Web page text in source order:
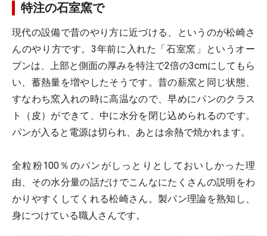
特注の石室窯で
現代の設備で昔のやり方に近づける、というのが松崎さ
んのやり方です。3年前に入れた「石室窯」というオー
ブンは、上部と側面の厚みを特注で2倍の3cmにしてもら
い、蓄熱量を増やしたそうです。昔の薪窯と同じ状態、
すなわち窯入れの時に高温なので、早めにパンのクラス
ト（皮）ができて、中に水分を閉じ込められるのです。
パンが入ると電源は切られ、あとは余熱で焼かれます。
全粒粉100％のパンがしっとりとしておいしかった理
由、その水分量の話だけでこんなにたくさんの説明をわ
かりやすくしてくれる松崎さん。製パン理論を熟知し、
身につけている職人さんです。